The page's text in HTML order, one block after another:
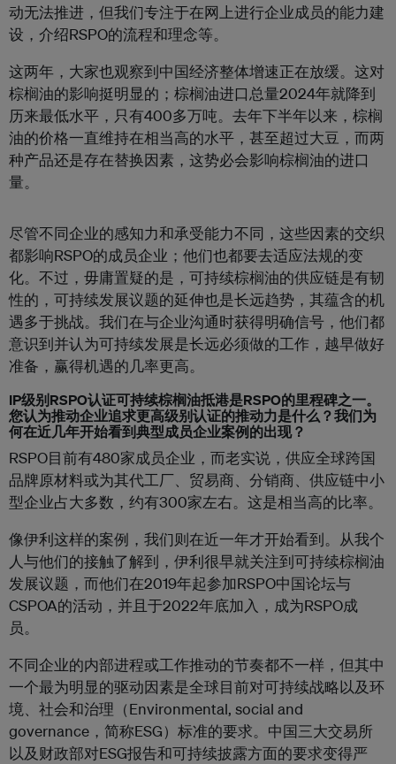
动无法推进，但我们专注于在网上进行企业成员的能力建
设，介绍RSPO的流程和理念等。
这两年，大家也观察到中国经济整体增速正在放缓。这对
棕榈油的影响挺明显的；棕榈油进口总量2024年就降到
历来最低水平，只有400多万吨。去年下半年以来，棕榈
油的价格一直维持在相当高的水平，甚至超过大豆，而两
种产品还是存在替换因素，这势必会影响棕榈油的进口
量。
尽管不同企业的感知力和承受能力不同，这些因素的交织
都影响RSPO的成员企业；他们也都要去适应法规的变
化。不过，毋庸置疑的是， 可持续棕榈油的供应链是有韧
性的，可持续发展议题的延伸也是长远趋势，其蕴含的机
遇多于挑战。我们在与企业沟通时获得明确信号，他们都
意识到并认为可持续发展是长远必须做的工作，越早做好
准备，赢得机遇的几率更高。
IP级别RSPO认证可持续棕榈油抵港是RSPO的里程碑之一。
您认为推动企业追求更高级别认证的推动力是什么？我们为
何在近几年开始看到典型成员企业案例的出现？
RSPO目前有480家成员企业，而老实说，供应全球跨国
品牌原材料或为其代工厂、贸易商、分销商、供应链中小
型企业占大多数，约有300家左右。这是相当高的比率。
像伊利这样的案例，我们则在近一年才开始看到。从我个
人与他们的接触了解到，伊利很早就关注到可持续棕榈油
发展议题，而他们在2019年起参加RSPO中国论坛与
CSPOA的活动，并且于2022年底加入，成为RSPO成
员。
不同企业的内部进程或工作推动的节奏都不一样，但其中
一个最为明显的驱动因素是全球目前对可持续战略以及环
境、社会和治理（Environmental, social and
governance，简称ESG）标准的要求。 中国三大交易所
以及财政部对ESG报告和可持续披露方面的要求变得严